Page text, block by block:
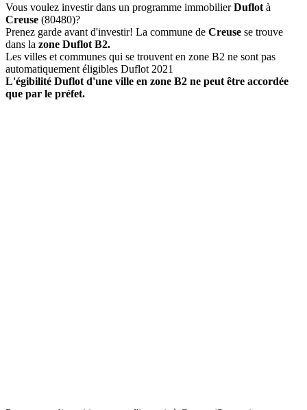
Vous voulez investir dans un programme immobilierDuflot à
Creuse (80480)?
Prenez garde avant d'investir! La commune de Creuse se trouve
dans la zone Duflot B2.
Les villes et communes qui se trouvent en zone B2 ne sont pas
automatiquement éligibles Duflot 2021
L'égibilité Duflot d'une ville en zone B2 ne peut être accordée
que par le préfet.